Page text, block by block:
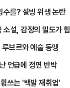
수를? 설빙 위생 논란
설, 감정의 밀도가 힘
브르와 예술 동맹
언급에 정면 반박
쓰는 '백발 재취업'